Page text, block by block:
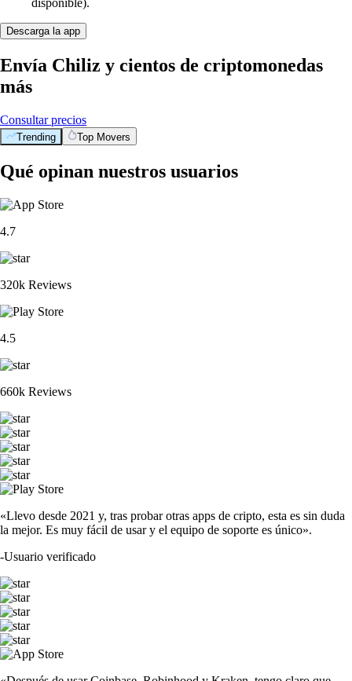
disponible).
Descarga la app
Envía Chiliz y cientos de criptomonedas
más
Consultar precios
Trending Top Movers
Qué opinan nuestros usuarios
4.7
320k Reviews
4.5
660k Reviews
«Llevo desde 2021 y, tras probar otras apps de cripto, esta es sin duda
la mejor. Es muy fácil de usar y el equipo de soporte es único».
-Usuario verificado